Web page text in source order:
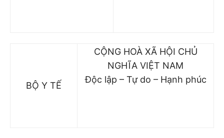
BỘ Y TẾ
CỘNG HOÀ XÃ HỘI CHỦ
NGHĨA VIỆT NAM
Độc lập – Tự do – Hạnh phúc